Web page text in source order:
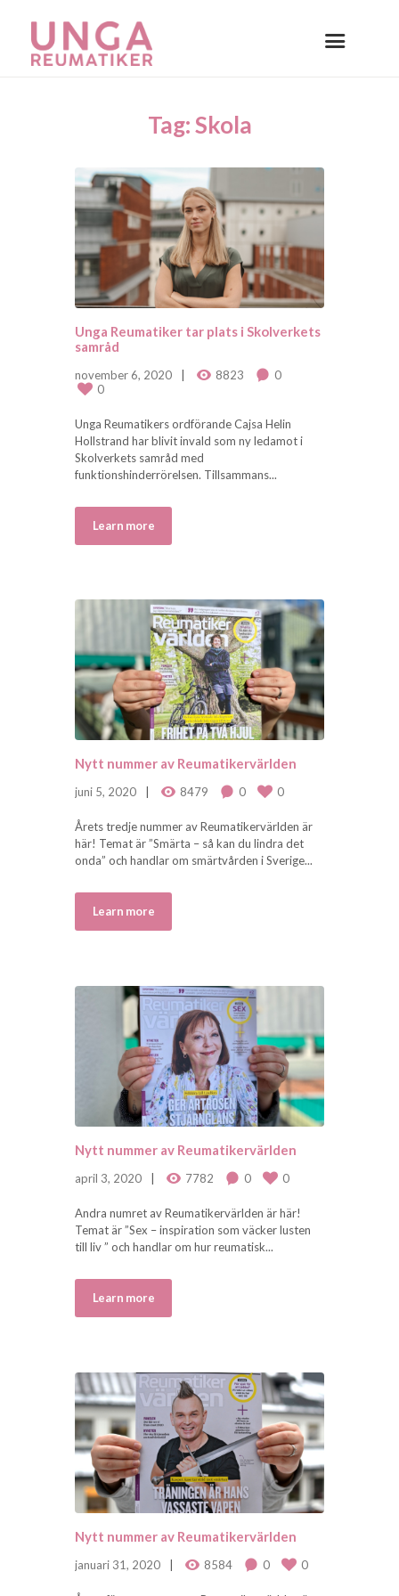
Tag: Skola
Unga Reumatiker tar plats i Skolverkets
samråd
november 6, 2020 8823
0
0
Unga Reumatikers ordförande Cajsa Helin
Hollstrand har blivit invald som ny ledamot i
Skolverkets samråd med
funktionshinderrörelsen. Tillsammans...
Learn more
Nytt nummer av Reumatikervärlden
juni 5, 2020 8479 0 0
Årets tredje nummer av Reumatikervärlden är
här! Temat är ”Smärta – så kan du lindra det
onda” och handlar om smärtvården i Sverige...
Learn more
Nytt nummer av Reumatikervärlden
april 3, 2020 7782 0 0
Andra numret av Reumatikervärlden är här!
Temat är ”Sex – inspiration som väcker lusten
till liv ” och handlar om hur reumatisk...
Learn more
Nytt nummer av Reumatikervärlden
januari 31, 2020 8584 0 0